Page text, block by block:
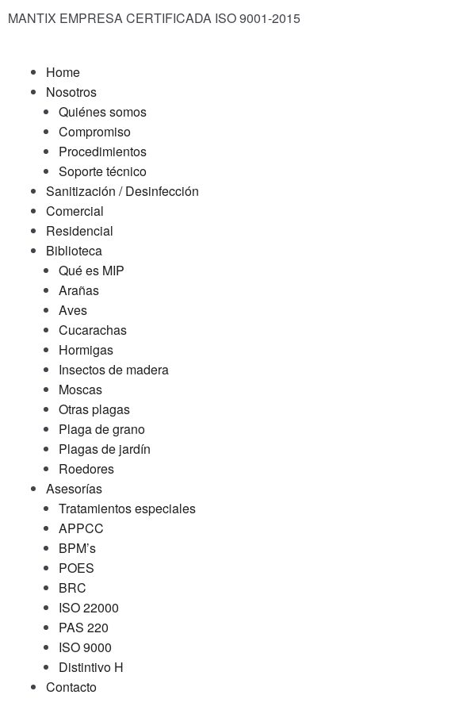
MANTIX EMPRESA CERTIFICADA ISO 9001-2015
Home
Nosotros
Quiénes somos
Compromiso
Procedimientos
Soporte técnico
Sanitización / Desinfección
Comercial
Residencial
Biblioteca
Qué es MIP
Arañas
Aves
Cucarachas
Hormigas
Insectos de madera
Moscas
Otras plagas
Plaga de grano
Plagas de jardín
Roedores
Asesorías
Tratamientos especiales
APPCC
BPM’s
POES
BRC
ISO 22000
PAS 220
ISO 9000
Distintivo H
Contacto